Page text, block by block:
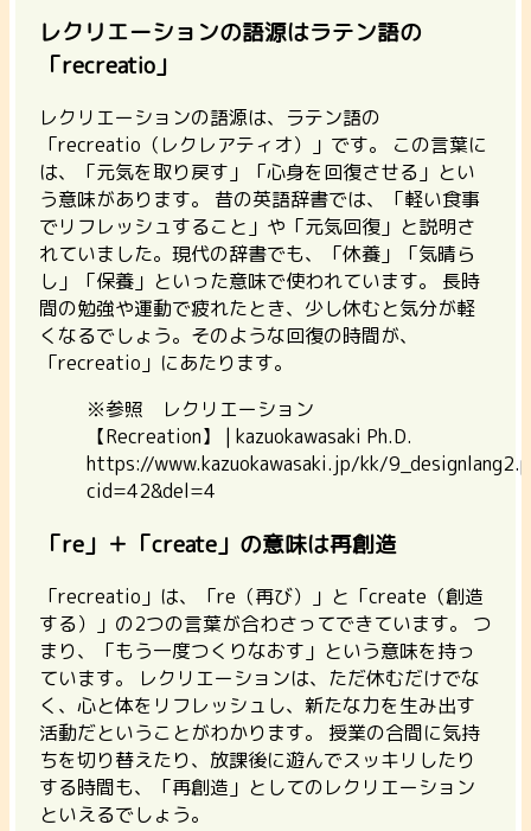
レクリエーションの語源はラテン語の
「recreatio」
レクリエーションの語源は、ラテン語の
「recreatio（レクレアティオ）」です。 この言葉に
は、「元気を取り戻す」「心身を回復させる」とい
う意味があります。
昔の英語辞書では、「軽い食事
でリフレッシュすること」や「元気回復」と説明さ
れていました。現代の辞書でも、「休養」「気晴ら
し」「保養」といった意味で使われています。 長時
間の勉強や運動で疲れたとき、少し休むと気分が軽
くなるでしょう。そのような回復の時間が、
「recreatio」にあたります。
※参照 レクリエーション
【Recreation】 | kazuokawasaki Ph.D.
https://www.kazuokawasaki.jp/kk/
cid=42&del=4
「re」＋「create」の意味は再創造
「recreatio」は、「re（再び）」と「create（創造
する）」の2つの言葉が合わさってできています。 つ
まり、「もう一度つくりなおす」という意味を持っ
ています。
レクリエーションは、ただ休むだけでな
く、心と体をリフレッシュし、新たな力を生み出す
活動だということがわかります。 授業の合間に気持
ちを切り替えたり、放課後に遊んでスッキリしたり
する時間も、「再創造」としてのレクリエーション
といえるでしょう。